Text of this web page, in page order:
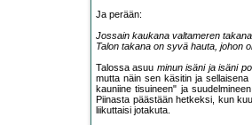
Ja perään:
Jossain kaukana valtameren
Talon takana on syvä hauta, johon
Talossa asuu minun isäni ja isäni
mutta näin sen käsitin ja sellaisena
kauniine tisuineen" ja
Piinasta päästään hetkeksi, kun
liikuttaisi jotakuta.